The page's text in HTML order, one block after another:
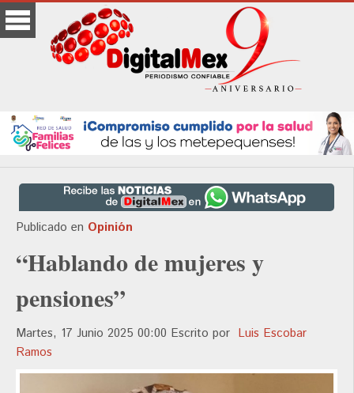
Publicado en Opinión
“Hablando de mujeres y
pensiones”
Martes, 17 Junio 2025 00:00 Escrito por Luis Escobar
Ramos